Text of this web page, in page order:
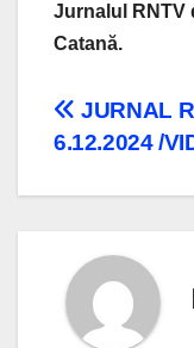
Jurnalul RNTV
Catană.
JURNAL
6.12.2024 /